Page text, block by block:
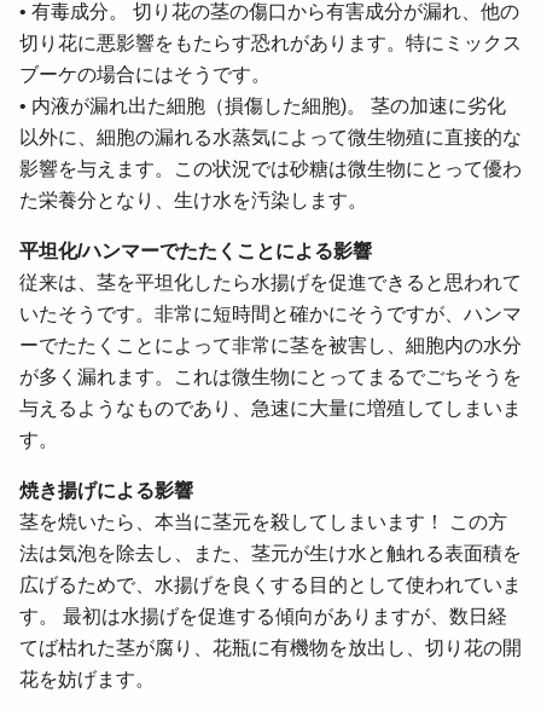
• 有毒成分。 切り花の茎の傷口から有害成分が漏れ、他の
切り花に悪影響をもたらす恐れがあります。特にミックス
ブーケの場合にはそうです。
• 内液が漏れ出た細胞（損傷した細胞)。 茎の加速に劣化
以外に、細胞の漏れる水蒸気によって微生物殖に直接的な
影響を与えます。この状況では砂糖は微生物にとって優わ
た栄養分となり、生け水を汚染します。
平坦化/ハンマーでたたくことによる影響
従来は、茎を平坦化したら水揚げを促進できると思われて
いたそうです。非常に短時間と確かにそうですが、ハンマ
ーでたたくことによって非常に茎を被害し、細胞内の水分
が多く漏れます。これは微生物にとってまるでごちそうを
与えるようなものであり、急速に大量に増殖してしまいま
す。
焼き揚げによる影響
茎を焼いたら、本当に茎元を殺してしまいます！ この方
法は気泡を除去し、また、茎元が生け水と触れる表面積を
広げるためで、水揚げを良くする目的として使われていま
す。 最初は水揚げを促進する傾向がありますが、数日経
てば枯れた茎が腐り、花瓶に有機物を放出し、切り花の開
花を妨げます。